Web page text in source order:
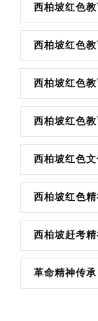
西柏坡红色教
西柏坡红色教
西柏坡红色
西柏坡红色
西柏坡红色
西柏坡红色
西柏坡赶考
革命精神传承